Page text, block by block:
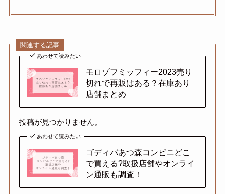
関連する記事
あわせて読みたい
モロゾフミッフィー2023売り
切れで再販はある？在庫あり
店舗まとめ
投稿が見つかりません。
あわせて読みたい
ゴディバあつ森コンビニどこ
で買える?取扱店舗やオンライ
ン通販も調査！